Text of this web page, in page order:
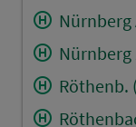
Nürnberg
Nürnberg
Röthenb.